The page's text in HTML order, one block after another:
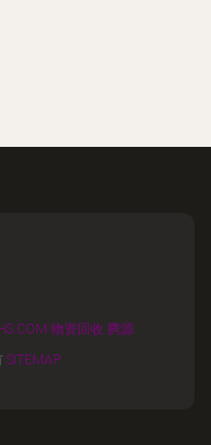
物资回收 腾源
SITEMAP